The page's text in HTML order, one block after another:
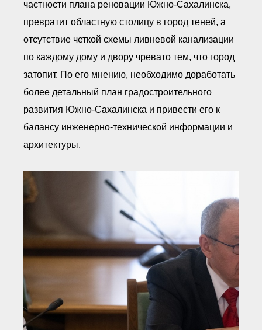
частности плана реновации Южно-Сахалинска,
превратит областную столицу в город теней, а
отсутствие четкой схемы ливневой канализации
по каждому дому и двору чревато тем, что город
затопит. По его мнению, необходимо доработать
более детальный план градостроительного
развития Южно-Сахалинска и привести его к
балансу инженерно-технической информации и
архитектуры.